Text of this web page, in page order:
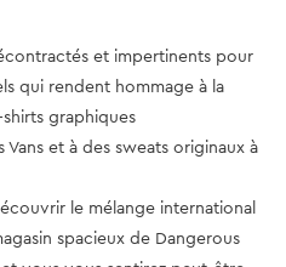
et impertinents pour
qui rendent hommage à la
graphiques
et à des sweats originaux à
le mélange international
spacieux de Dangerous